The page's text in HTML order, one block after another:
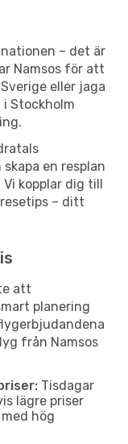
– det är
Namsos för att
eller jaga
Stockholm
en resplan
kopplar dig till
– ditt
att
planering
från Namsos
Tisdagar
lägre priser
hög